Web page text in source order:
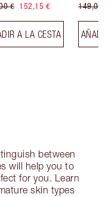
€ 152,15 €
A LA CESTA
149,00
between
will help you to
for you. Learn
skin types